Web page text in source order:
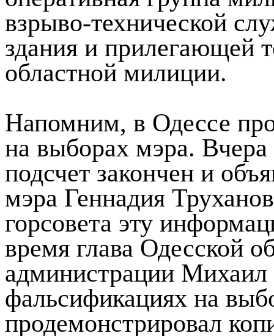
взрыво-технической
здания и прилегающей
областной милиции.
Напомним, в Одессе
на выборах мэра.
подсчет закончен и
мэра Геннадия
горсовета эту
время глава Одесской
администрации
фальсификациях на
продемонстрировал